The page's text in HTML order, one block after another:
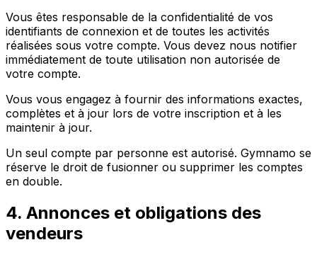
Vous êtes responsable de la confidentialité de vos
identifiants de connexion et de toutes les activités
réalisées sous votre compte. Vous devez nous notifier
immédiatement de toute utilisation non autorisée de
votre compte.
Vous vous engagez à fournir des informations exactes,
complètes et à jour lors de votre inscription et à les
maintenir à jour.
Un seul compte par personne est autorisé. Gymnamo se
réserve le droit de fusionner ou supprimer les comptes
en double.
4. Annonces et obligations des
vendeurs